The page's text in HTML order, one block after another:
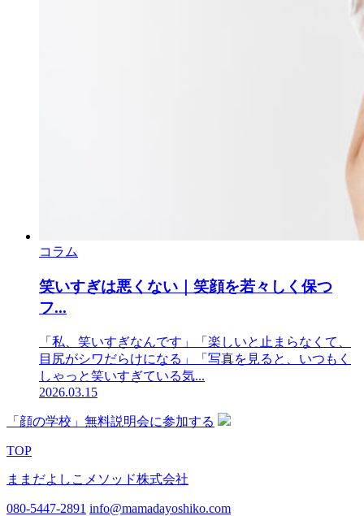
コラム
笑いすぎは悪くない｜笑顔を若々しく保つ
フ...
「私、笑いすぎなんです」「楽しいと止まらなくて、
目尻がシワだらけになる」「写真を見ると、いつもく
しゃっと笑いすぎている気...
2026.03.15
「顔の学校」無料説明会に参加する
TOP
ままだよしこメソッド株式会社
080-5447-2891 info@mamadayoshiko.com